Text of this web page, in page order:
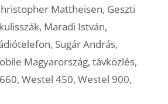
Mattheisen, Geszti
kulisszák, Maradi István,
, Sugár András,
Magyarország, távközlés,
, Westel 450, Westel 900,